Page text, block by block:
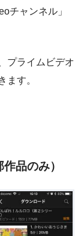
チャンネル」
プライムビデオ
ます。
品のみ）